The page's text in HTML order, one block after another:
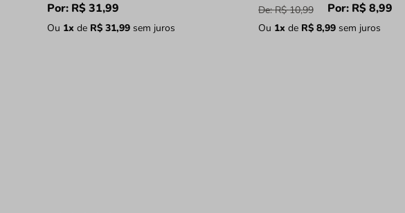
Por: R$ 31,99
Ou 1x de R$ 31,99sem juros
De:R$ 10,99 Por: R$ 8,99
Ou 1x de R$ 8,99sem juros